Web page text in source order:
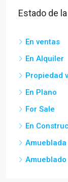
Estado de
En ventas
En Alquiler
Propiedad
En Plano
For Sale
En
Amueblada
Amueblado